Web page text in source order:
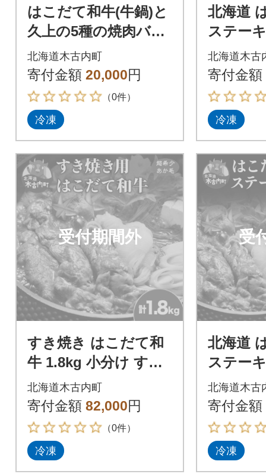
はこだて和牛(牛鍋)と
久上の5種の焼肉バラ
エティセット 豚肉・
お肉・鶏肉・ラム肉・
バーベキュー
北海道木古内町
寄付金額 20,000円
（0件）
冷凍
北海道
ステー
計3.4kg 肩ロース サ
ーロイ
北海道木古
寄付金額
冷凍
受付期間外
すき焼き はこだて和
牛 1.8kg 小分け すき
焼き ロース
北海道木古内町
寄付金額 82,000円
（0件）
冷凍
受
北海道
ステー
計850g
ロイン
北海道木古
寄付金額
冷凍